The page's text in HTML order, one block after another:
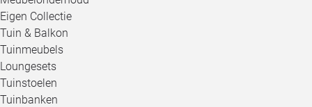
Eigen Collectie
Tuin & Balkon
Tuinmeubels
Loungesets
Tuinstoelen
Tuinbanken